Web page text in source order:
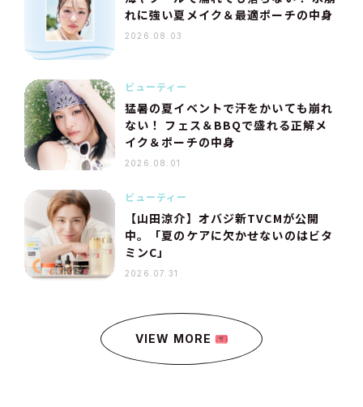
れに強い夏メイク＆最適ポーチの中身
2026.08.03
ビューティー
猛暑の夏イベントで汗をかいても崩れ
ない！ フェス＆BBQで盛れる正解メ
イク＆ポーチの中身
2026.08.01
ビューティー
【山田涼介】オバジ新TVCMが公開
中。「夏のケアに欠かせないのはビタ
ミンC」
2026.07.31
VIEW MORE